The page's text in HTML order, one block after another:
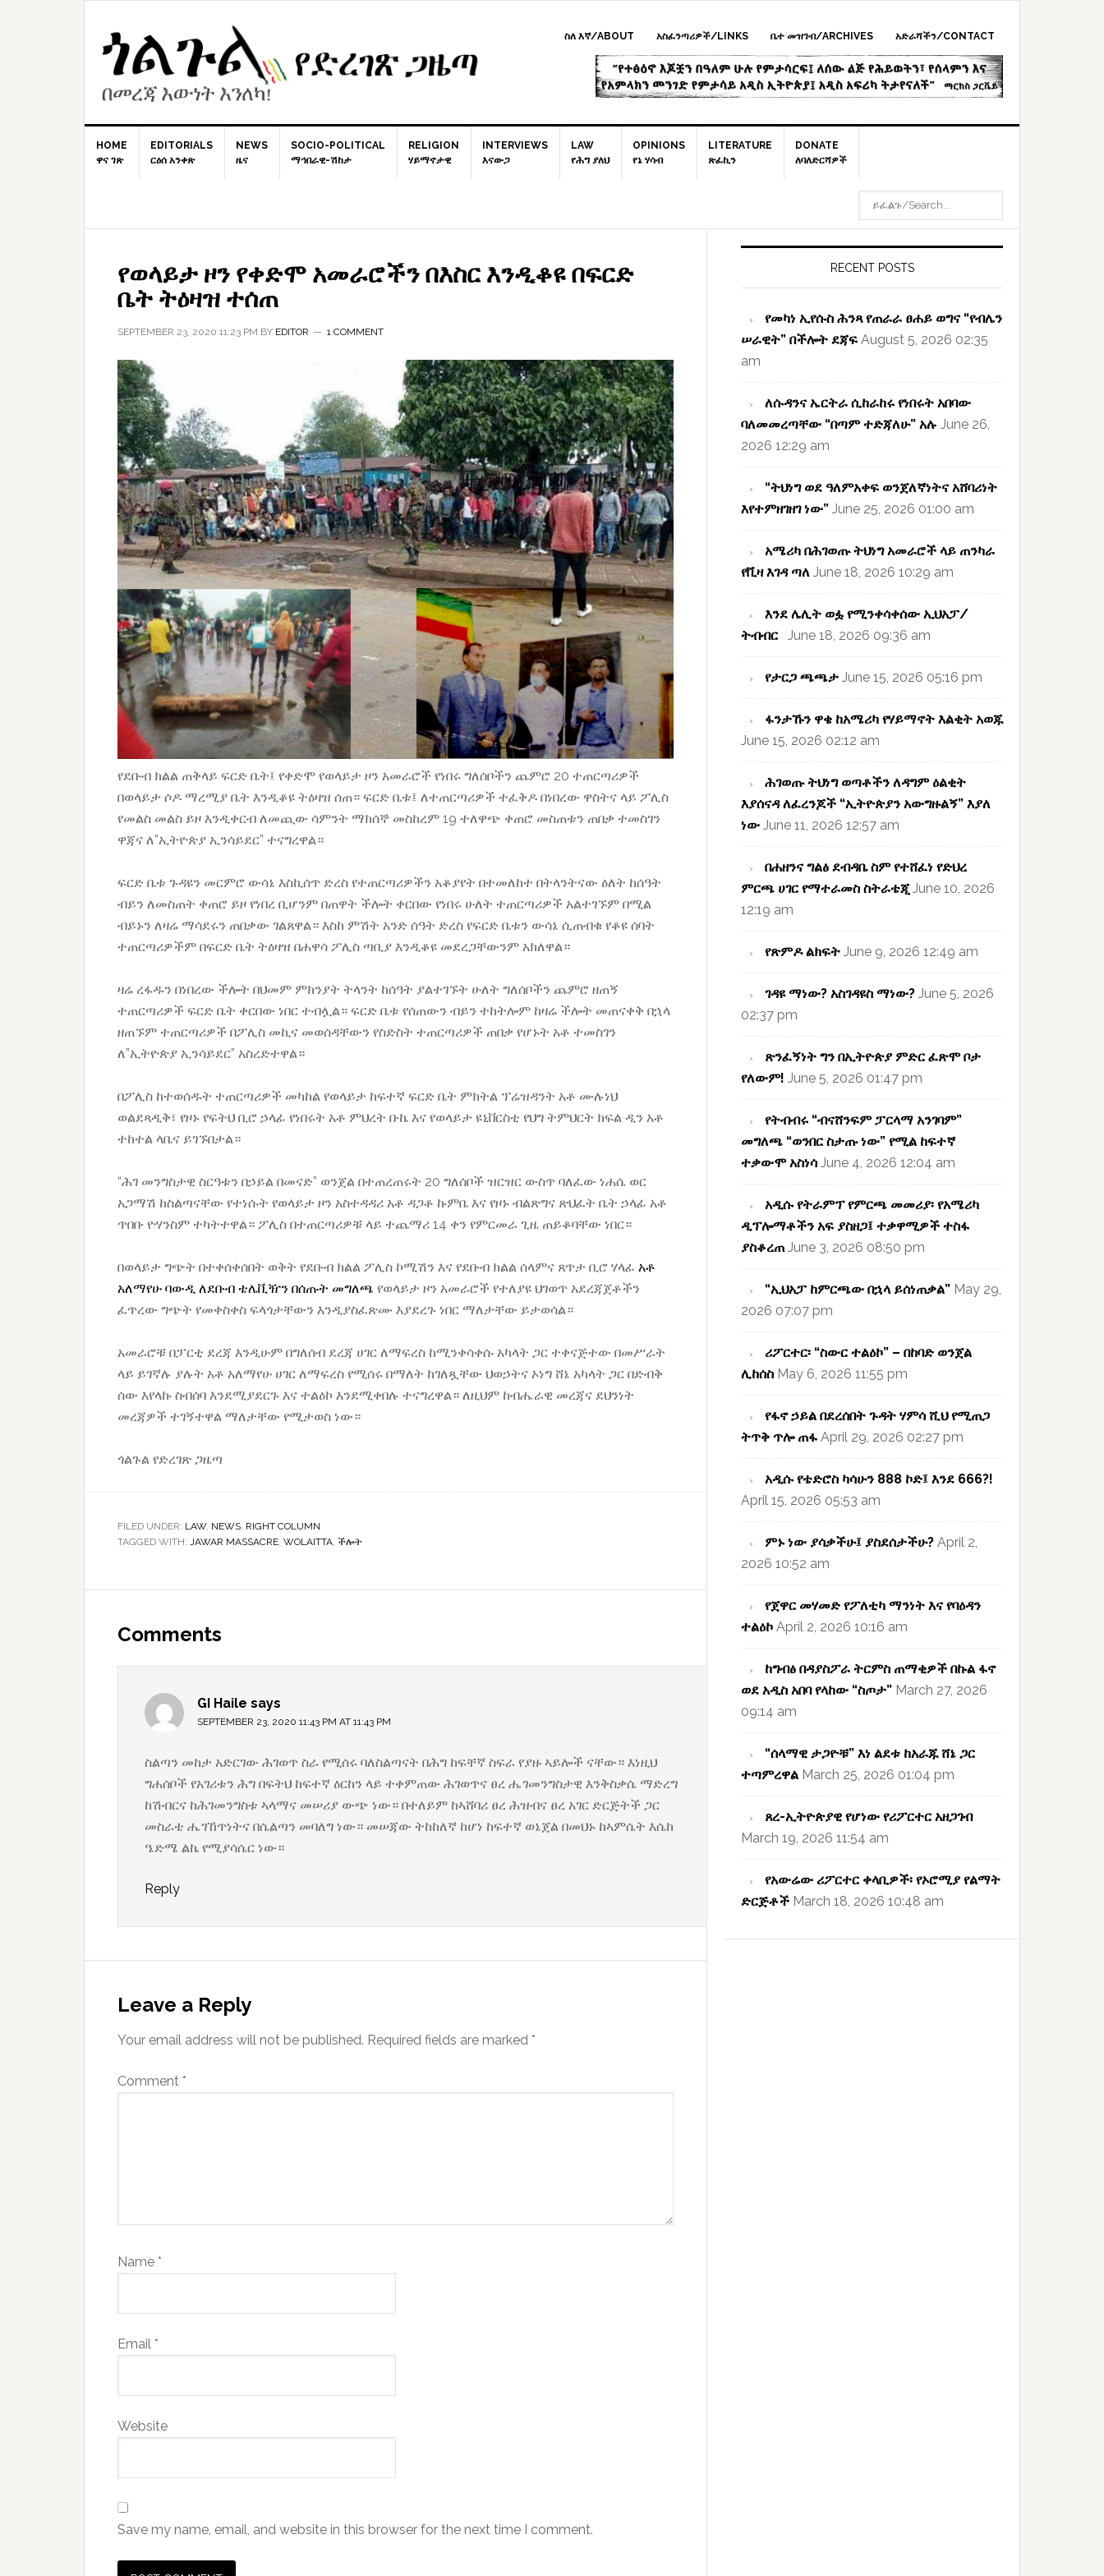
ስለ እኛ/ABOUT አስፈንጣሪዎች/LINKS ቤተ መዝገብ/ARCHIVES አድራሻችን/CONTACT
HOME
ዋና ገጽ
EDITORIALS
ርዕሰ አንቀጽ
NEWS
ዜና
SOCIO-POLITICAL
ማኅበራዊ-ሽከታ
RELIGION
ሃይማኖታዊ
INTERVIEWS
እናውጋ
LAW
የሕግ ያለህ
OPINIONS
የኔ ሃሳብ
LITERATURE
ጽፈኪን
DONATE
ለባለድርሻዎች
የወላይታ ዞን የቀድሞ አመራሮችን በእስር እንዲቆዩ በፍርድ
ቤት ትዕዛዝ ተሰጠ
SEPTEMBER 23, 2020 11:23 PM BY EDITOR 1 COMMENT
የደቡብ ክልል ጠቅላይ ፍርድ ቤት፤ የቀድሞ የወላይታ ዞን አመራሮች የነበሩ ግለሰቦችን ጨምሮ 20 ተጠርጣሪዎች
በወላይታ ሶዶ ማረሚያ ቤት እንዲቆዩ ትዕዛዝ ሰጠ። ፍርድ ቤቱ፤ ለተጠርጣሪዎች ተፈቅዶ በነበረው ዋስትና ላይ ፖሊስ
የመልስ መልስ ይዞ እንዲቀርብ ለመጪው ሳምንት ማክሰኞ መስከረም 19 ተለዋጭ ቀጠሮ መስጠቱን ጠበቃ ተመስገን
ዋጃና ለ”ኢትዮጵያ ኢንሳይደር” ተናግረዋል።
ፍርድ ቤቱ ጉዳዩን መርምሮ ውሳኔ እስኪሰጥ ድረስ የተጠርጣሪዎችን አቆያየት በተመለከተ በትላንትናው ዕለት ከሰዓት
ብይን ለመስጠት ቀጠሮ ይዞ የነበረ ቢሆንም በጠዋት ችሎት ቀርበው የነበሩ ሁለት ተጠርጣሪዎች አልተገኙም በሚል
ብይኑን ለዛሬ ማሳደሩን ጠበቃው ገልጸዋል። እስከ ምሽት አንድ ሰዓት ድረስ የፍርድ ቤቱን ውሳኔ ሲጠብቁ የቆዩ ሰባት
ተጠርጣሪዎችም በፍርድ ቤት ትዕዛዝ በሐዋሳ ፖሊስ ጣቢያ እንዲቆዩ መደረጋቸውንም አክለዋል።
ዛሬ ረፋዱን በነበረው ችሎት በህመም ምክንያት ትላንት ከሰዓት ያልተገኙት ሁለት ግለሰቦችን ጨምሮ ዘጠኝ
ተጠርጣሪዎች ፍርድ ቤት ቀርበው ነበር ተብሏል። ፍርድ ቤቱ የሰጠውን ብይን ተከትሎም ከዛሬ ችሎት መጠናቀቅ በኋላ
ዘጠኙም ተጠርጣሪዎች በፖሊስ መኪና መወሰዳቸውን የስድስት ተጠርጣሪዎች ጠበቃ የሆኑት አቶ ተመስገን
ለ”ኢትዮጵያ ኢንሳይደር” አስረድተዋል።
በፖሊስ ከተወሰዱት ተጠርጣሪዎች መካከል የወላይታ ከፍተኛ ፍርድ ቤት ምክትል ፕሬዝዳንት አቶ ሙሉነህ
ወልደጻዲቅ፣ የዞኑ የፍትህ ቢሮ ኃላፊ የነበሩት አቶ ምህረት ቡኬ እና የወላይታ ዩኒቨርስቲ የህግ ትምህርት ክፍል ዲን አቶ
ተከተል ላቤና ይገኙበታል።
“ሕገ መንግስታዊ ስርዓቱን በኃይል በመናድ” ወንጀል በተጠረጠሩት 20 ግለሰቦች ዝርዝር ውስጥ ባለፈው ነሐሴ ወር
አጋማሽ ከስልጣናቸው የተነሱት የወላይታ ዞን አስተዳዳሪ አቶ ዳጋቶ ኩምቤ እና የዞኑ ብልጽግና ጽህፈት ቤት ኃላፊ አቶ
ጥበቡ ዮሃንስም ተካትተዋል። ፖሊስ በተጠርጣሪዎቹ ላይ ተጨማሪ 14 ቀን የምርመራ ጊዜ ጠይቆባቸው ነበር።
በወላይታ ግጭት በተቀሰቀሰበት ወቅት የደቡብ ክልል ፖሊስ ኮሚሽን እና የደቡብ ክልል ሰላምና ጸጥታ ቢሮ ሃላፊ አቶ
አለማየሁ ባውዲ ለደቡብ ቴሌቪዥን በሰጡት መግለጫ የወላይታ ዞን አመራሮች የተለያዩ ህገወጥ አደረጃጀቶችን
ፈጥረው ግጭት የመቀስቀስ ፍላጎታቸውን እንዲያስፈጽሙ እያደረጉ ነበር ማለታቸው ይታወሳል።
አመራሮቹ በፓርቲ ደረጃ እንዲሁም በግለሰብ ደረጃ ሀገር ለማፍረስ ከሚንቀሳቀሱ አካላት ጋር ተቀናጅተው በመሥራት
ላይ ይገኛሉ ያሉት አቶ አለማየሁ ሀገር ለማፍረስ የሚሰሩ በማለት ከገለጿቸው ህወኃትና ኦነግ ሸኔ አካላት ጋር በድብቅ
ሰው እየላኩ ስብሰባ እንደሚያደርጉ እና ተልዕኮ እንደሚቀበሉ ተናግረዋል። ለዚህም ከብሔራዊ መረጃና ደህንነት
መረጃዎች ተገኝተዋል ማለታቸው የሚታወስ ነው።
ጎልጉል የድረገጽ ጋዜጣ
FILED UNDER: LAW, NEWS, RIGHT COLUMN
TAGGED WITH: JAWAR MASSACRE, WOLAITTA, ችሎት
Interactions
Comments
GI Haile says
SEPTEMBER 23, 2020 11:43 PM AT 11:43 PM
ስልጣን መከታ አድርገው ሕገወጥ ስራ የሚሰሩ ባለስልጣናት በሕግ ከፍቸኛ ስፍራ የያዙ ኣይሎች ናቸው። እነዚህ
ግሐሰቦች የአገሪቱን ሕግ በፍትህ ከፍተኛ ዕርከን ላይ ተቀምጠው ሕገወጥና ፀረ ሔገመንግስታዊ እንቅስቃሴ ማድረግ
ከሽብርና ከሕገመንግስቱ ኣላማና መሠሪያ ውጭ ነው። በተለይም ከኣሸባሪ ፀረ ሕዝብና ፀረ አገር ድርጅትች ጋር
መስራቴ ሔገኸጥነትና በሴልጣን መባለግ ነው። መሠጃው ትከከለኛ ከሆነ ከፍተኛ ወኔጀል በመህኑ ከኣምሴት እሴከ
ዔድሜ ልኬ የሚያሳሴር ነው።
Reply
Leave a Reply
Your email address will not be published. Required fields are marked *
Comment *
Name *
Email *
Website
Save my name, email, and website in this browser for the next time I comment.
RECENT POSTS
የመካነ ኢየሱስ ሕንጻ የጠራራ ፀሐይ ወግና “የብሌን
ሠራዊት” በችሎት ደጃፍ August 5, 2026 02:35
am
ለሱዳንና ኤርትራ ሲከራከሩ የነበሩት አበባው
ባለመመረጣቸው “በጣም ተድጃለሁ” አሉ June 26,
2026 12:29 am
“ትህነግ ወደ ዓለምአቀፍ ወንጀለኛነትና አሸባሪነት
እየተምዘገዘገ ነው” June 25, 2026 01:00 am
አሜሪካ በሕገወጡ ትህነግ አመራሮች ላይ ጠንካራ
የቪዛ እገዳ ጣለ June 18, 2026 10:29 am
እንደ ሌሊት ወፏ የሚንቀሳቀሰው ኢህአፓ/
ትብብር June 18, 2026 09:36 am
የታርጋ ጫጫታ June 15, 2026 05:16 pm
ፋንታኹን ዋቄ ከአሜሪካ የሃይማኖት እልቂት አወጁ
June 15, 2026 02:12 am
ሕገወጡ ትህነግ ወጣቶችን ለዳግም ዕልቂት
እያሰናዳ ለፈረንጆች “ኢትዮጵያን አውግዙልኝ” እያለ
ነው June 11, 2026 12:57 am
በሐዘንና ግልፅ ደብዳቤ ስም የተሸፈነ የድህረ
ምርጫ ሀገር የማተራመስ ስትራቴጂ June 10, 2026
12:19 am
የጽምዶ ልክፍት June 9, 2026 12:49 am
ገዳዩ ማነው? አስገዳዩስ ማነው? June 5, 2026
02:37 pm
ጽንፈኝነት ግን በኢትዮጵያ ምድር ፈጽሞ ቦታ
የለውም! June 5, 2026 01:47 pm
የትብብሩ “ብናሸንፍም ፓርላማ አንገባም”
መግለጫ “ወንበር ስታጡ ነው” የሚል ከፍተኛ
ተቃውሞ አስነሳ June 4, 2026 12:04 am
አዲሱ የትራምፕ የምርጫ መመሪያ፡ የአሜሪካ
ዲፕሎማቶችን አፍ ያስዘጋ፤ ተቃዋሚዎች ተስፋ
ያስቆረጠ June 3, 2026 08:50 pm
“ኢህአፓ ከምርጫው በኋላ ይሰነጠቃል” May 29,
2026 07:07 pm
ሪፖርተር፡ “ስውር ተልዕኮ” – በከባድ ወንጀል
ሊከሰስ May 6, 2026 11:55 pm
የፋኖ ኃይል በደረሰበት ጉዳት ሃምሳ ሺህ የሚጠጋ
ትጥቅ ጥሎ ጠፋ April 29, 2026 02:27 pm
አዲሱ የቴድሮስ ካሳሁን 888 ኮድ፤ እንደ 666?!
April 15, 2026 05:53 am
ምኑ ነው ያሳቃችሁ፤ ያስደሰታችሁ? April 2,
2026 10:52 am
የጀዋር መሃመድ የፖለቲካ ማንነት እና የባዕዳን
ተልዕኮ April 2, 2026 10:16 am
ከግብፅ በዳያስፖራ ትርምስ ጠማቂዎች በኩል ፋኖ
ወደ አዲስ አበባ የላከው “ስጦታ” March 27, 2026
09:14 am
“ሰላማዊ ታጋዮቹ” እነ ልደቱ ከአራጁ ሸኔ ጋር
ተጣምረዋል March 25, 2026 01:04 pm
ጸረ-ኢትዮጵያዊ የሆነው የሪፖርተር አዘጋገብ
March 19, 2026 11:54 am
የአውሬው ሪፖርተር ቀላቢዎች፡ የኦሮሚያ የልማት
ድርጅቶች March 18, 2026 10:48 am